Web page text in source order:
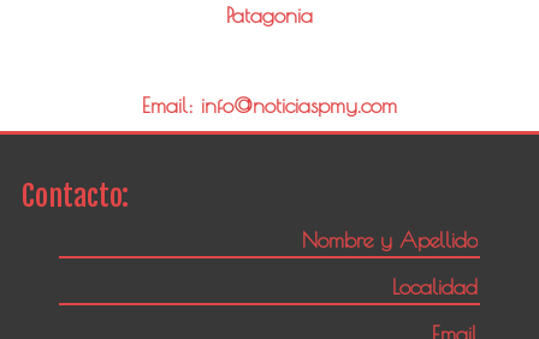
Patagonia
Email: info@noticiaspmy.com
Contacto: